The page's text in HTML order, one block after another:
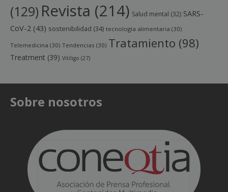
(129) Revista (214) Salud mental (32) SARS-
CoV-2 (43) sostenibilidad (34) tecnología alimentaria (30)
Telemedicina (30) Tendencias (30) Tratamiento (98)
Treatment (39) Vitíligo (27)
Sobre nosotros